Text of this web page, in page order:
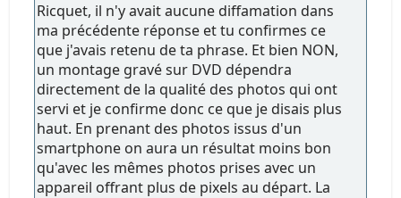
Ricquet, il n'y avait aucune diffamation dans
ma précédente réponse et tu confirmes ce
que j'avais retenu de ta phrase. Et bien NON,
un montage gravé sur DVD dépendra
directement de la qualité des photos qui ont
servi et je confirme donc ce que je disais plus
haut. En prenant des photos issus d'un
smartphone on aura un résultat moins bon
qu'avec les mêmes photos prises avec un
appareil offrant plus de pixels au départ. La